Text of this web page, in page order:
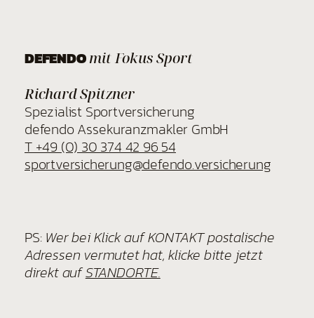
DEFENDO mit Fokus Sport
Richard Spitzner
Spezialist Sportversicherung
defendo Assekuranzmakler GmbH
T +49 (0) 30 374 42 96 54
sportversicherung@defendo.versicherung
PS: Wer bei Klick auf KONTAKT postalische
Adressen vermutet hat, klicke bitte jetzt
direkt aufSTANDORTE.